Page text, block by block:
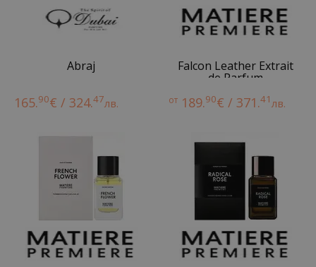
Abraj
165.90€ / 324.47лв.
Falcon Leather Extrait
de Parfum
от 189.90€ / 371.41лв.